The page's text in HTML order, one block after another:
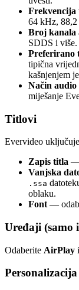
Frekvencija
64 kHz,
Broj kanala
SDDS i više.
Preferirano
tipična
kašnjenjem
Način audio
miješanje
Titlovi
Evervideo
Zapis titla —
Vanjska
.ssa
oblaku.
Font —
Uređaji (samo
Odaberite AirPlay
Personalizacija